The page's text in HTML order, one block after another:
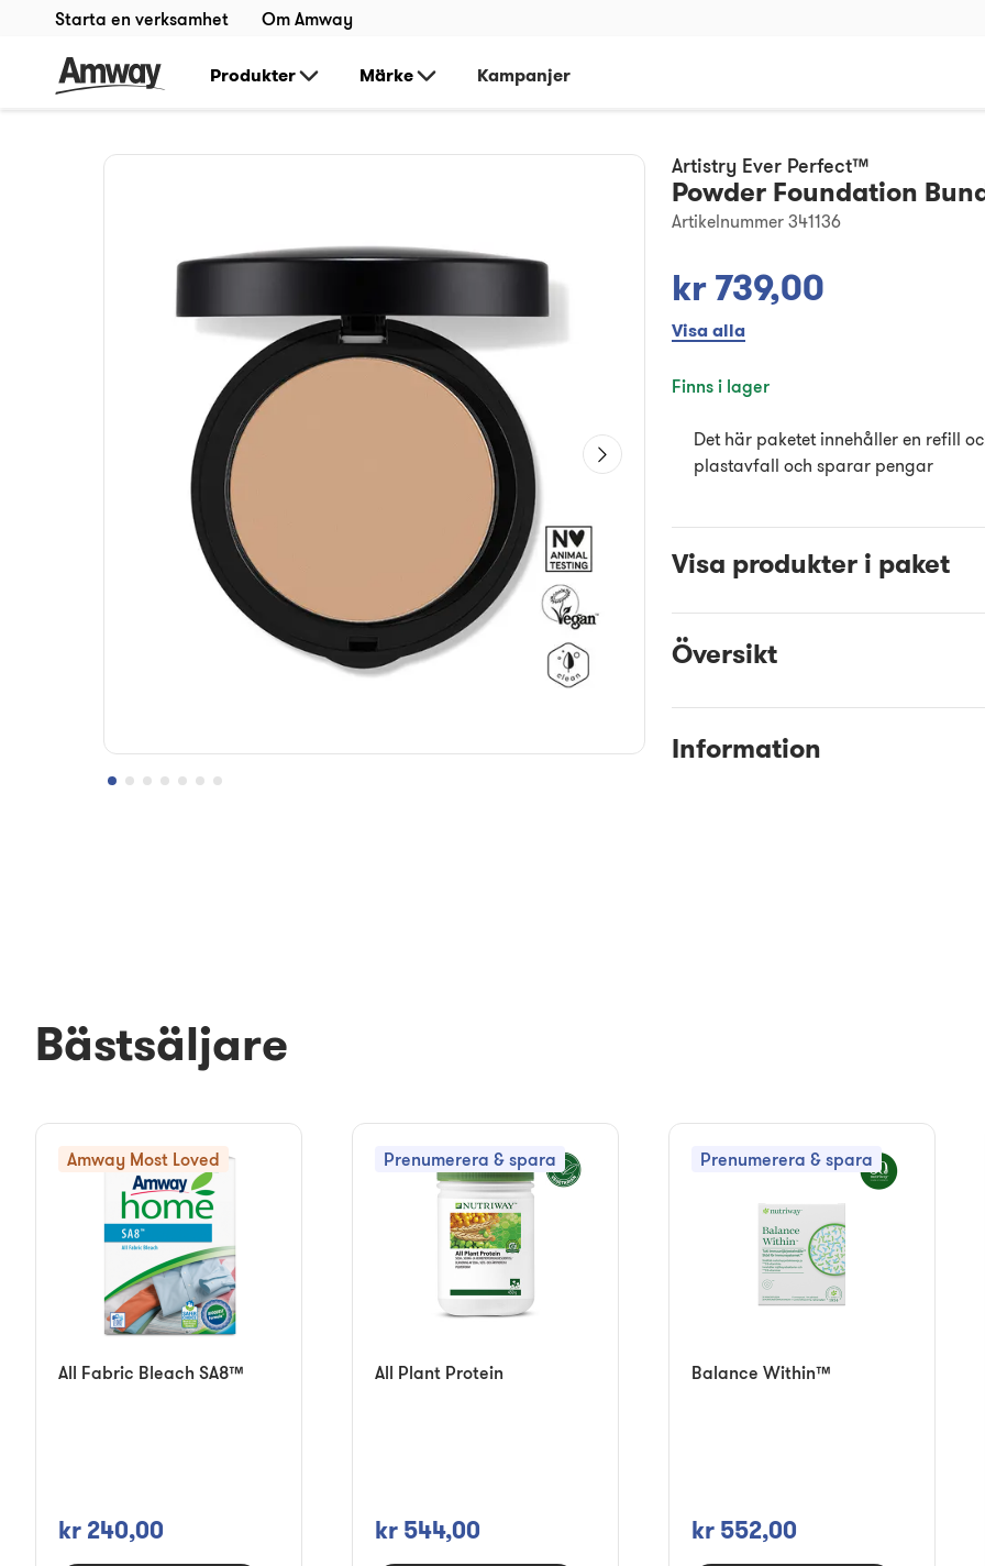
Starta en verksamhet Om Amway
Produkter Märke Kampanjer
Artistry Ever Perfect™
Powder Foundation
Artikelnummer 341136
kr 739,00
Visa alla
Finns i lager
Det här paketet innehåller en refill
plastavfall och sparar pengar
Visa produkter i paket
Översikt
Information
Bästsäljare
Amway Most Loved
All Fabric Bleach SA8™
kr 240,00
Prenumerera & spara
All Plant Protein
kr 544,00
Prenumerera & spara
Balance Within™
kr 552,00